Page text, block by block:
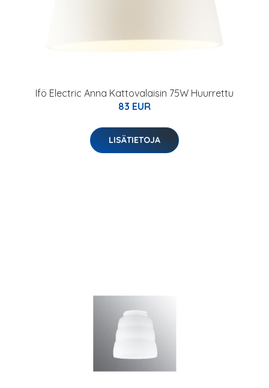
Ifö Electric Anna Kattovalaisin 75W Huurrettu
83 EUR
LISÄTIETOJA